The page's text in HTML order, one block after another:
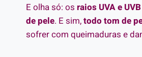
E olha só: os raios UVA e UVB
de pele. E sim,todo tom de
sofrer com queimaduras e